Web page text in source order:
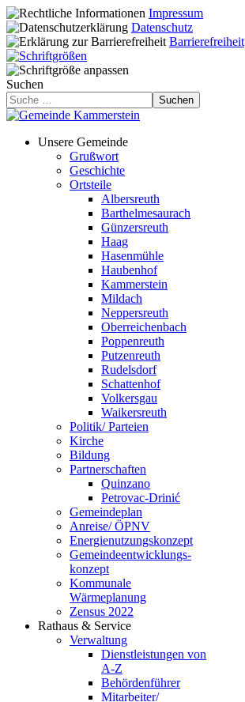
Impressum
Datenschutz
Barrierefreiheit
Suchen
Suchen
Unsere Gemeinde
Grußwort
Geschichte
Ortsteile
Albersreuth
Barthelmesaurach
Günzersreuth
Haag
Hasenmühle
Haubenhof
Kammerstein
Mildach
Neppersreuth
Oberreichenbach
Poppenreuth
Putzenreuth
Rudelsdorf
Schattenhof
Volkersgau
Waikersreuth
Politik/ Parteien
Kirche
Bildung
Partnerschaften
Quinzano
Petrovac-Drinić
Gemeindeplan
Anreise/ ÖPNV
Energienutzungskonzept
Gemeindeentwicklungs­
konzept
Kommunale
Wärmeplanung
Zensus 2022
Rathaus & Service
Verwaltung
Dienstleistungen von
A-Z
Behördenführer
Mitarbeiter/